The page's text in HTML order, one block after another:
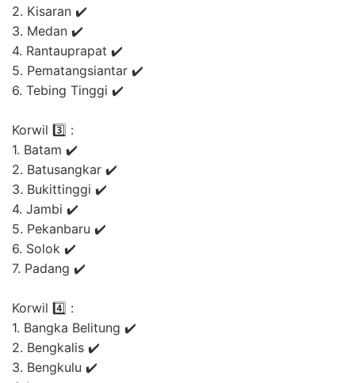
2. Kisaran ✔️
3. Medan ✔️
4. Rantauprapat ✔️
5. Pematangsiantar ✔️
6. Tebing Tinggi ✔️
Korwil 3️⃣ :
1. Batam ✔️
2. Batusangkar ✔️
3. Bukittinggi ✔️
4. Jambi ✔️
5. Pekanbaru ✔️
6. Solok ✔️
7. Padang ✔️
Korwil 4️⃣ :
1. Bangka Belitung ✔️
2. Bengkalis ✔️
3. Bengkulu ✔️